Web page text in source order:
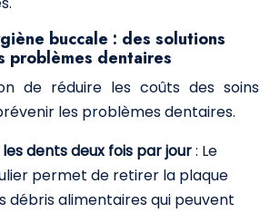
buccale : des solutions
problèmes dentaires
de réduire les coûts des soins
les problèmes dentaires.
dents deux fois par jour: Le
permet de retirer la plaque
débris alimentaires qui peuvent